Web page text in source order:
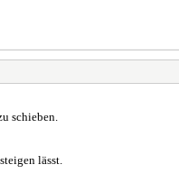
schieben.
lässt.